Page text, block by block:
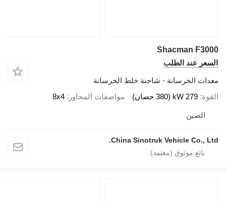
Shacman F3000
السعر عند الطلب
معدات الخرسانة - شاحنة خلط الخرسانة
القوة 279 kW (380 حصان) مواصفات المحاور 8x4
الصين
China Sinotruk Vehicle Co., Ltd.